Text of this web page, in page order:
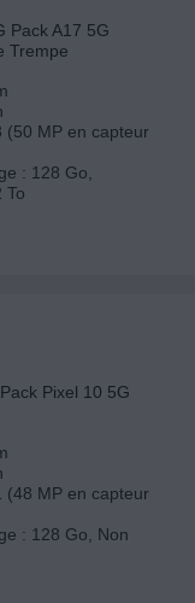
Pack A17 5G
Trempe
(50 MP en capteur
: 128 Go,
To
Pixel 10 5G
(48 MP en capteur
: 128 Go, Non